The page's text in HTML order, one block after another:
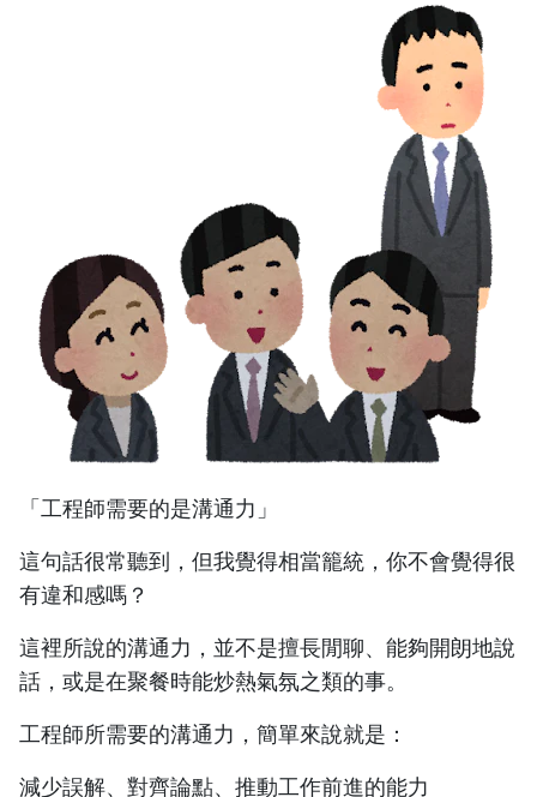
「工程師需要的是溝通力」
這句話很常聽到，但我覺得相當籠統，你不會覺得很
有違和感嗎？
這裡所說的溝通力，並不是擅長閒聊、能夠開朗地說
話，或是在聚餐時能炒熱氣氛之類的事。
工程師所需要的溝通力，簡單來說就是：
減少誤解、對齊論點、推動工作前進的能力